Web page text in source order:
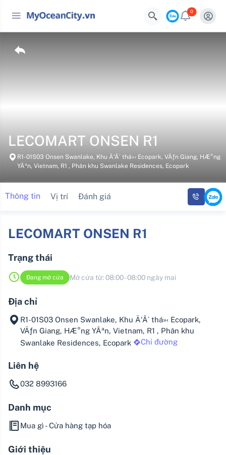
0
LECOMART ONSEN R1
R1-01S03 Onsen Swanlake, Khu Ä‘Ã´ thá»‹ Ecopark, VÄƒn Giang, HÆ°ng
YÃªn, Vietnam, R1 , Phân khu Swanlake Residences, Ecopark
Thông tin Vị trí Đánh giá
LECOMART ONSEN R1
Trạng thái
Đang mở cửa Mở cửa từ:08:00-08:00 ngày mai
Địa chỉ
R1-01S03 Onsen Swanlake, Khu Ä‘Ã´ thá»‹ Ecopark,
VÄƒn Giang, HÆ°ng YÃªn, Vietnam, R1 , Phân khu
Swanlake Residences, Ecopark
Chỉ đường
Liên hệ
032 8993166
Danh mục
Mua gì - Cửa hàng tạp hóa
Giới thiệu